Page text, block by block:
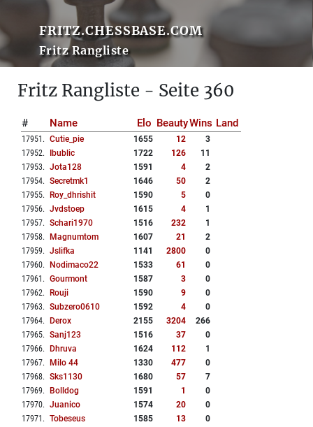
FRITZ.CHESSBASE.COM
Fritz Rangliste
Fritz Rangliste - Seite 360
# Name Elo BeautyWins Land
17951 . Cutie_pie 1655 12
3
17952. Ibublic 1722 126
11
17953. Jota128 1591 4
2
17954. Secretmk1 1646 50
2
17955. Roy_dhrishit 1590 5
0
17956. Jvdstoep 1615 4
1
17957. Schari1970 1516 232
1
17958. Magnumtom 1607 21
2
17959. Jslifka 1141 2800
0
17960. Nodimaco22 1533 61
0
17961 . Gourmont 1587 3
0
17962. Rouji 1590 9
0
17963. Subzero0610 1592 4
0
17964. Derox 2155 3204
266
17965. Sanj123 1516 37
0
17966. Dhruva 1624 112
1
17967. Milo 44 1330 477
0
17968. Sks1130 1680 57
7
17969. Bolldog 1591 1
0
17970. Juanico 1574 20
0
17971 . Tobeseus 1585 13
0